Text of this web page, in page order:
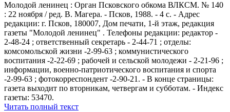
Молодой ленинец : Орган Псковского обкома ВЛКСМ. № 140
: 22 ноября / ред. В. Магера. - Псков, 1988. - 4 с. - Адрес
редакции: г. Псков, 180007, Дом печати, 1-й этаж, редакция
газеты "Молодой ленинец" . Телефоны редакции: редактор -
2-48-24 ; ответственный секретарь - 2-44-71 ; отделы:
комсомольской жизни -2-99-63 ; коммунистического
воспитания -2-22-69 ; рабочей и сельской молодежи - 2-21-96 ;
информации, военно-патриотического воспитания и спорта
-2-99-63 ; фотокорреспондент -2-90-21. - В конце страницы:
газета выходит по вторникам, четвергам и субботам. - Индекс
газеты: 53470.
Читать полный текст